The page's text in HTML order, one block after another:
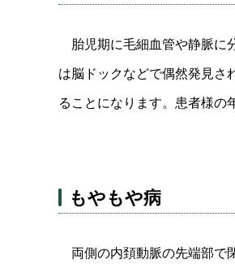
胎児期に毛細血管や静脈に
は脳ドックなどで偶然発見さ
ることになります。患者様の
もやもや病
両側の内頚動脈の先端部で